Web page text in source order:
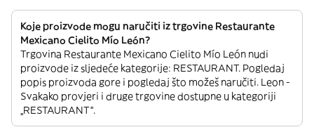
Koje proizvode mogu naručiti iz trgovine Restaurante
Mexicano Cielito Mío León?
Trgovina Restaurante Mexicano Cielito Mío León nudi
proizvode iz sljedeće kategorije: RESTAURANT. Pogledaj
popis proizvoda gore i pogledaj što možeš naručiti. Leon -
Svakako provjeri i druge trgovine dostupne u kategoriji
„RESTAURANT“.